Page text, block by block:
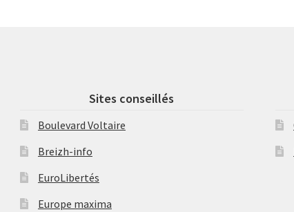
Sites conseillés
Boulevard Voltaire
Breizh-info
EuroLibertés
Europe maxima